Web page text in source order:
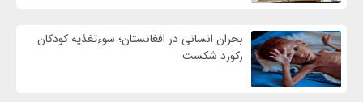
بحران انسانی در افغانستان؛ سوءتغذیه کودکان
رکورد شکست